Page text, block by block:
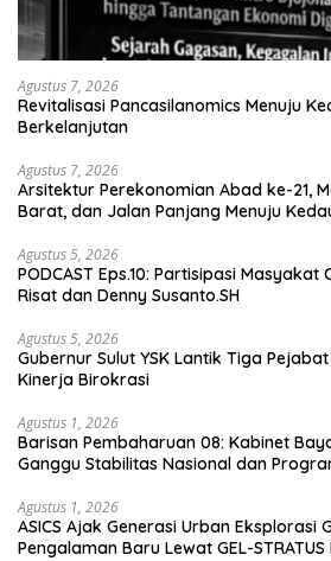
Agustus 7, 2026
Revitalisasi Pancasilanomics Menuju
Berkelanjutan
Agustus 7, 2026
Arsitektur Perekonomian Abad ke-21,
Barat, dan Jalan Panjang Menuju
Agustus 5, 2026
PODCAST Eps.10: Partisipasi
Risat dan Denny Susanto.SH
Agustus 5, 2026
Gubernur Sulut YSK Lantik Tiga Pejabat Eselon II, Perkuat
Kinerja Birokrasi
Agustus 1, 2026
Barisan Pembaharuan 08: Kabinet
Ganggu Stabilitas Nasional dan
Agustus 1, 2026
ASICS Ajak Generasi Urban Eksplorasi
Pengalaman Baru Lewat GEL-